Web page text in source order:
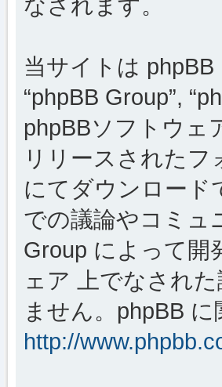
当サイトは phpBB
“phpBB Group”,
phpBBソフトウェ
リリースされた
にてダウンロード
での議論やコミュ
Group によって開
ェア 上でなされ
ません。phpBB
http://